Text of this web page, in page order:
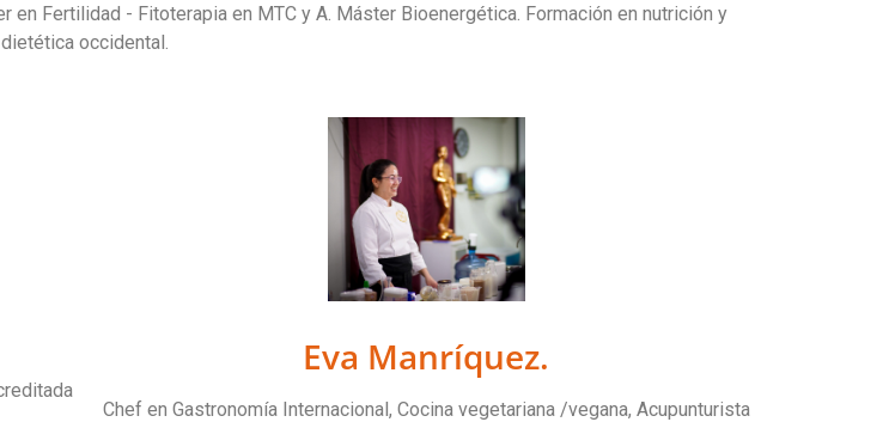
Fertilidad - Fitoterapia en MTC y A. Máster Bioenergética. Formación en nutrición y
dietética occidental.
Eva Manríquez.
Chef en Gastronomía Internacional, Cocina vegetariana /vegana, Acupunturista